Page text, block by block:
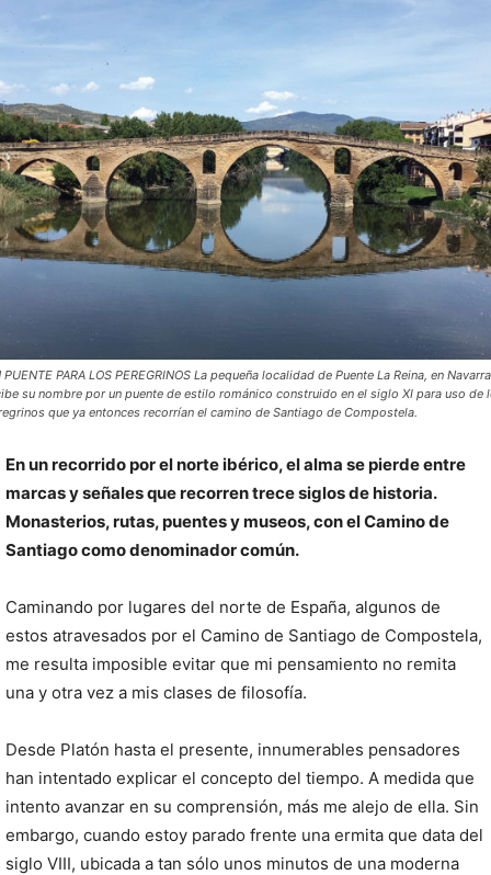
PUENTE PARA LOS PEREGRINOS La pequeña localidad de Puente La Reina, en
su nombre por un puente de estilo románico construido en el siglo XI para uso de
que ya entonces recorrían el camino de Santiago de Compostela.
En un recorrido por el norte ibérico, el alma se pierde entre
marcas y señales que recorren trece siglos de historia.
Monasterios, rutas, puentes y museos, con el Camino de
Santiago como denominador común.
Caminando por lugares del norte de España, algunos de
estos atravesados por el Camino de Santiago de Compostela,
me resulta imposible evitar que mi pensamiento no remita
una y otra vez a mis clases de filosofía.
Desde Platón hasta el presente, innumerables pensadores
han intentado explicar el concepto del tiempo. A medida que
intento avanzar en su comprensión, más me alejo de ella. Sin
embargo, cuando estoy parado frente una ermita que data del
siglo VIII, ubicada a tan sólo unos minutos de una moderna